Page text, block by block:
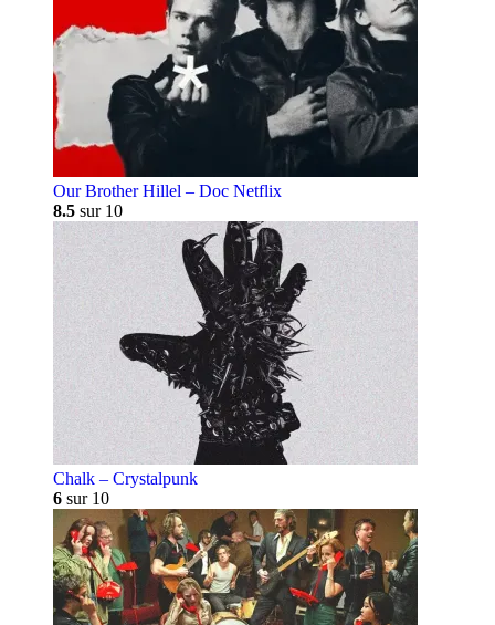
Our Brother Hillel – Doc Netflix
8.5 sur 10
Chalk – Crystalpunk
6 sur 10